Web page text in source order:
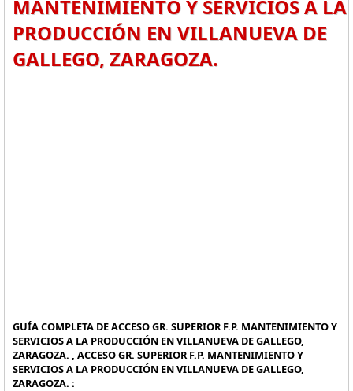
MANTENIMIENTO Y SERVICIOS A LA
PRODUCCIÓN EN VILLANUEVA DE
GALLEGO, ZARAGOZA.
GUÍA COMPLETA DE ACCESO GR. SUPERIOR F.P. MANTENIMIENTO Y
SERVICIOS A LA PRODUCCIÓN EN VILLANUEVA DE GALLEGO,
ZARAGOZA. , ACCESO GR. SUPERIOR F.P. MANTENIMIENTO Y
SERVICIOS A LA PRODUCCIÓN EN VILLANUEVA DE GALLEGO,
ZARAGOZA. :